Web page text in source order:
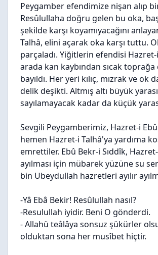
Peygamber efendimize nişan alıp
Resûlullaha doğru gelen bu oka,
şekilde karşı koyamıyacağını
Talhâ, elini açarak oka karşı tuttu.
parçaladı. Yiğitlerin efendisi
arada kan kaybından sıcak
bayıldı. Her yeri kılıç, mızrak ve ok
delik deşikti. Altmış altı büyük yarası
sayılamayacak kadar da küçük
Sevgili Peygamberimiz, Hazret-i
hemen Hazret-i Talhâ'ya yardıma
emrettiler. Ebû Bekr-i Sıddîk,
ayılması için mübarek yüzüne su
bin Ubeydullah hazretleri ayılır
-Yâ Ebâ Bekir! Resûlullah nasıl?
-Resulullah iyidir. Beni O gönderdi.
- Allahü teâlâya sonsuz şükürler
olduktan sona her musîbet hiçtir.